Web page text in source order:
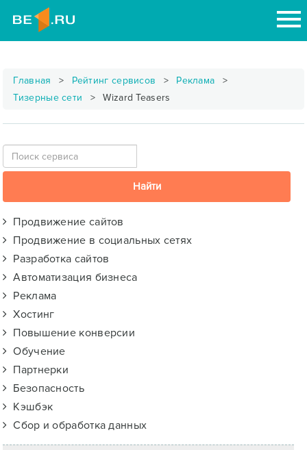
Главная Рейтинг сервисов
Реклама
Тизерные сети
Wizard Teasers
Продвижение сайтов
Продвижение в социальных сетях
Разработка сайтов
Автоматизация бизнеса
Реклама
Хостинг
Повышение конверсии
Обучение
Партнерки
Безопасность
Кэшбэк
Сбор и обработка данных